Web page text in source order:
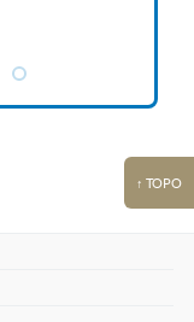
↑ TOPO